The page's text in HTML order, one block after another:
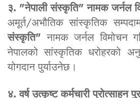
३. "नेपाली संस्कृति" नामक जर्नल
अमूर्त/अभौतिक सांस्कृतिक
संस्कृति" नामक जर्नल विमोचन
नेपालको सांस्कृतिक धरोहरको
योगदान पुर्याउनेछ।
४. वर्ष उत्कृष्ट कर्मचारी प्रोत्साहन